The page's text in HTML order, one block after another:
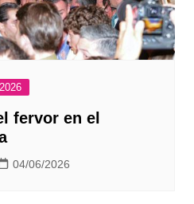
fervor en el
04/06/2026